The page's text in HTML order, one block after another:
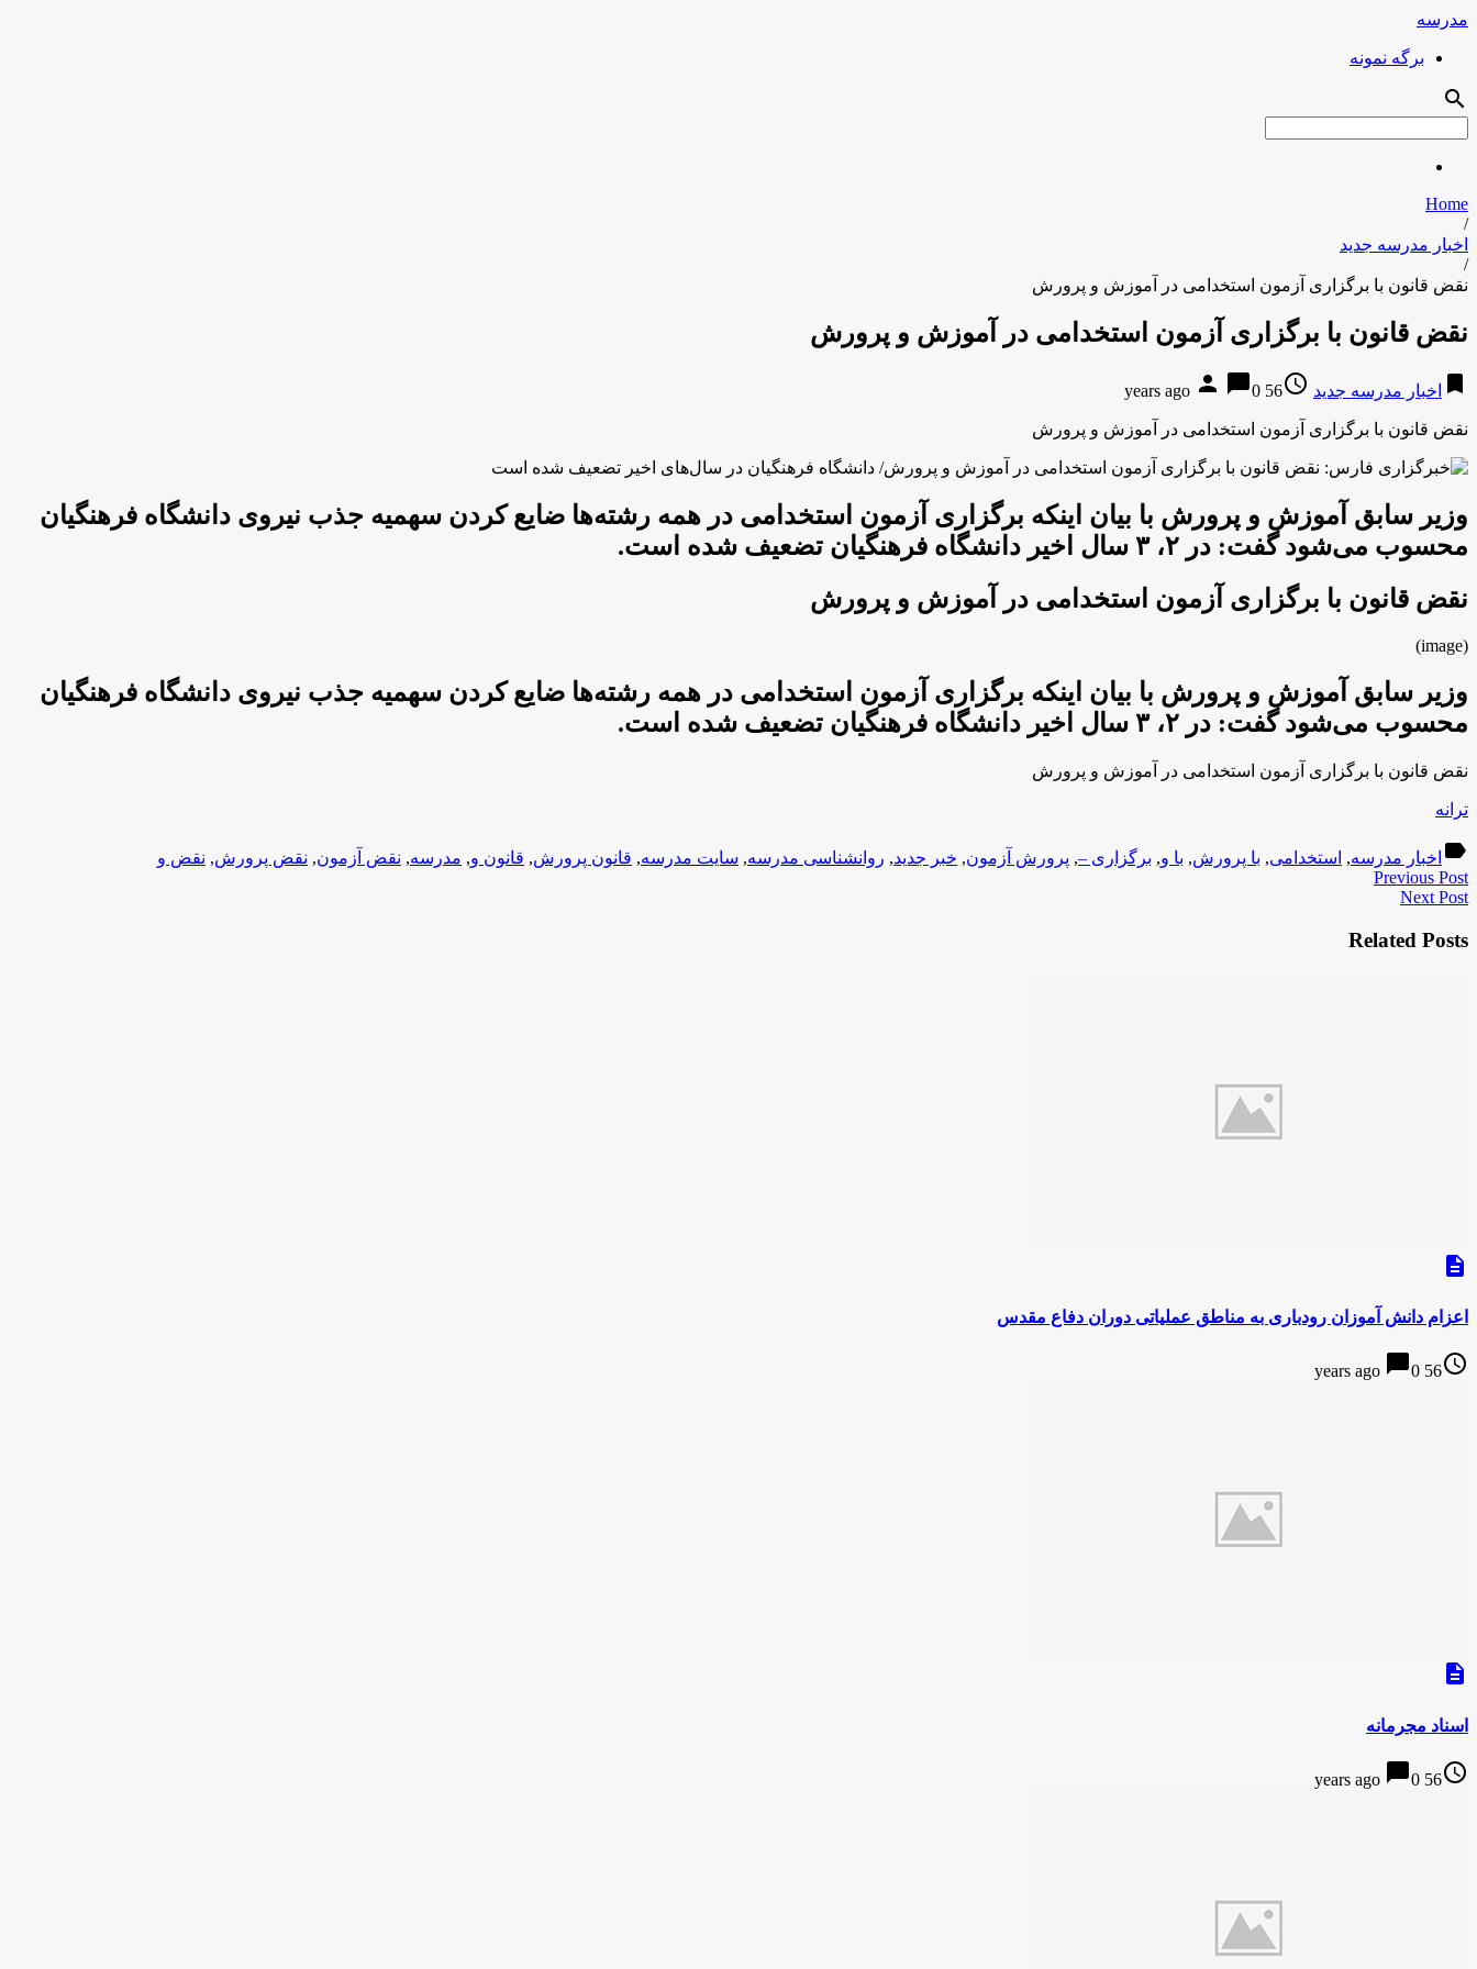
مدرسه
برگه نمونه
search
Home
/
اخبار مدرسه جدید
/
نقض قانون با برگزاری آزمون استخدامی در آموزش و پرورش
نقض قانون با برگزاری آزمون استخدامی در آموزش و پرورش
bookmark اخبار مدرسه جدید access_time
56 years ago
person chat_bubble0
نقض قانون با برگزاری آزمون استخدامی در آموزش و پرورش
وزیر سابق آموزش و پرورش با بیان اینکه برگزاری آزمون استخدامی در همه رشته‌ها ضایع کردن سهمیه جذب نیروی دانشگاه فرهنگیان
محسوب می‌شود گفت: در ۲، ۳ سال اخیر دانشگاه فرهنگیان تضعیف شده است.
نقض قانون با برگزاری آزمون استخدامی در آموزش و پرورش
(image)
وزیر سابق آموزش و پرورش با بیان اینکه برگزاری آزمون استخدامی در همه رشته‌ها ضایع کردن سهمیه جذب نیروی دانشگاه فرهنگیان
محسوب می‌شود گفت: در ۲، ۳ سال اخیر دانشگاه فرهنگیان تضعیف شده است.
نقض قانون با برگزاری آزمون استخدامی در آموزش و پرورش
ترانه
label اخبار مدرسه, استخدامی, با پرورش, با و, برگزاری –, پرورش آزمون, خبر جدید, روانشناسی مدرسه, سایت مدرسه, قانون پرورش, قانون و, مدرسه, نقض آزمون, نقض پرورش, نقض و
Previous Post
Next Post
Related Posts
description
اعزام دانش آموزان رودباری به مناطق عملیاتی دوران دفاع مقدس
access_time
56 years ago
chat_bubble0
description
اسناد مجرمانه
access_time
56 years ago
chat_bubble0